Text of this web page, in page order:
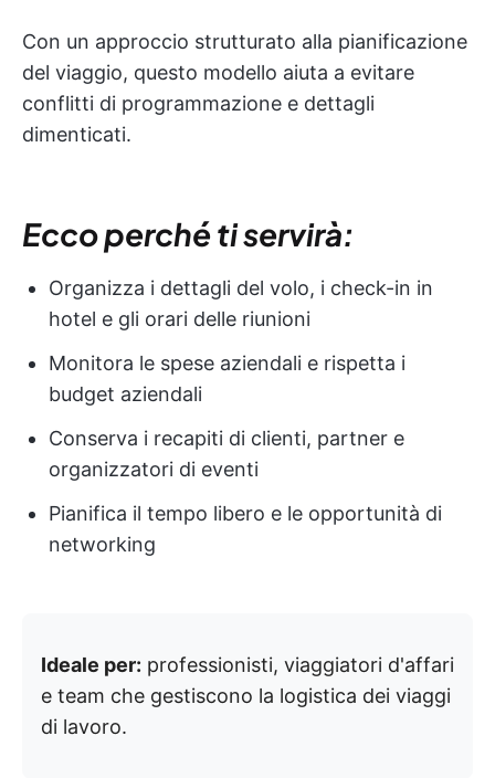
Con un approccio strutturato alla pianificazione
del viaggio, questo modello aiuta a evitare
conflitti di programmazione e dettagli
dimenticati.
Ecco perché ti servirà:
Organizza i dettagli del volo, i check-in in
hotel e gli orari delle riunioni
Monitora le spese aziendali e rispetta i
budget aziendali
Conserva i recapiti di clienti, partner e
organizzatori di eventi
Pianifica il tempo libero e le opportunità di
networking
Ideale per: professionisti, viaggiatori d'affari
e team che gestiscono la logistica dei viaggi
di lavoro.